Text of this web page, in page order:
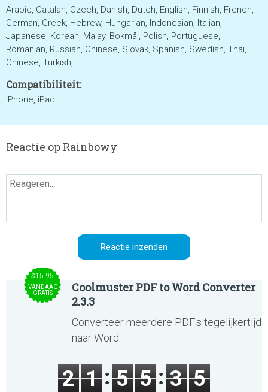
Arabic, Catalan, Czech, Danish, Dutch, English, Finnish, French,
German, Greek, Hebrew, Hungarian, Indonesian, Italian,
Japanese, Korean, Malay, Bokmål, Polish, Portuguese,
Romanian, Russian, Chinese, Slovak, Spanish, Swedish, Thai,
Chinese, Turkish,
Compatibiliteit:
iPhone, iPad
Reactie op Rainbowy
$15.95
VANDAAG
GRATIS
Coolmuster PDF to Word Converter
2.3.3
Converteer meerdere PDF's tegelijkertijd
naar Word.
2 1 5 5 3 5